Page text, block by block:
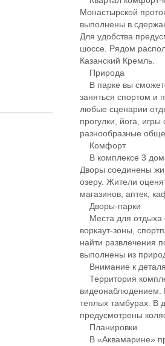
Монастырской
выполнены в
Для удобства
шоссе. Рядом
Казанский Кремль.
Природа
В парке вы
заняться спортом и
любые сценарии
прогулки, йога,
разнообразные
Комфорт
В комплексе 3
Дворы соединены
озеру. Жители
магазинов, аптек,
Дворы-парки
Места для отдыха
воркаут-зоны,
найти развлечения
выполнены из
Внимание к
Территория
видеонаблюдением.
теплых тамбурах. В
предусмотрены
Планировки
В «Аквамарине»